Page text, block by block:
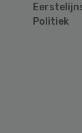
Politiek